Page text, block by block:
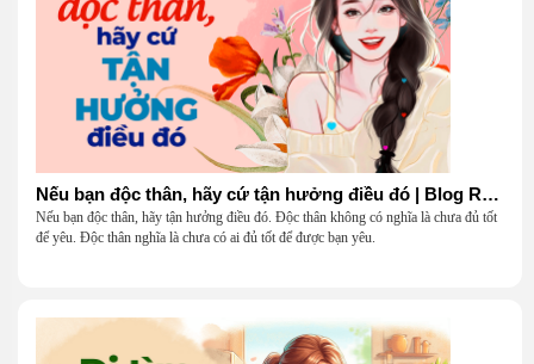
Nếu bạn độc thân, hãy cứ tận hưởng điều đó | Blog Radio 904
Nếu bạn độc thân, hãy tận hưởng điều đó. Độc thân không có nghĩa là chưa đủ tốt
để yêu. Độc thân nghĩa là chưa có ai đủ tốt để được bạn yêu.